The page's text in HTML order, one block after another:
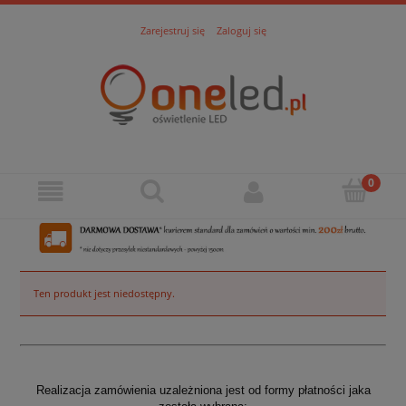
Zarejestruj się Zaloguj się
Ten produkt jest niedostępny.
Realizacja zamówienia uzależniona jest od formy płatności jaka